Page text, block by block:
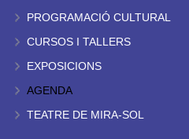
PROGRAMACIÓ CULTURAL
CURSOS I TALLERS
EXPOSICIONS
AGENDA
TEATRE DE MIRA-SOL